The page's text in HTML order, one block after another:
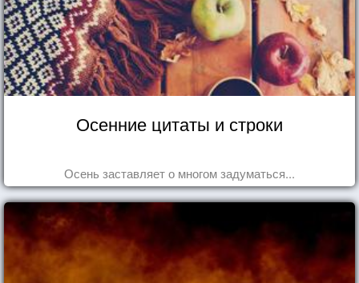
Осенние цитаты и строки
Осень заставляет о многом задуматься...